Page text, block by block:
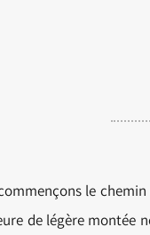
le
de légère montée